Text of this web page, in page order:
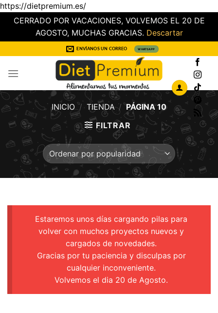
https://dietpremium.es/
CERRADO POR VACACIONES, VOLVEMOS EL 20 DE
AGOSTO, MUCHAS GRACIAS. Descartar
al
contenido
ENVÍANOS UN CORREO WHATSAPP
INICIO / TIENDA / PÁGINA 10
FILTRAR
Estaremos unos días cargando pilas para
volver con muchos proyectos nuevos y
cargados de novedades.
Gracias por tu paciencia y disculpas por
cualquier inconveniente.
Volvemos el dia 20 de Agosto.